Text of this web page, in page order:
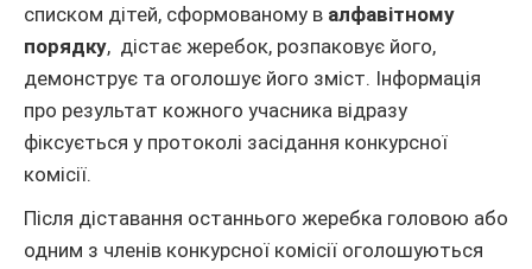
списком дітей, сформованому в алфавітному
порядку, дістає жеребок, розпаковує його,
демонструє та оголошує його зміст. Інформація
про результат кожного учасника відразу
фіксується у протоколі засідання конкурсної
комісії.
Після діставання останнього жеребка головою або
одним з членів конкурсної комісії оголошуються